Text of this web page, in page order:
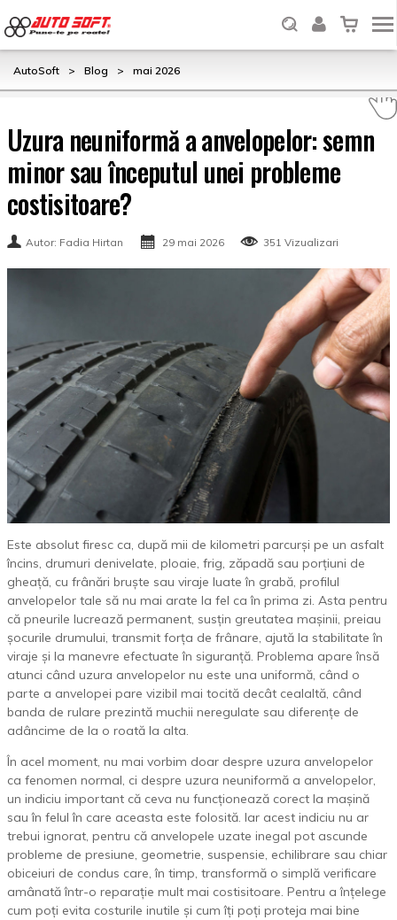
AutoSoft > Blog > mai 2026
Uzura neuniformă a anvelopelor: semn
minor sau începutul unei probleme
costisitoare?
Autor: Fadia Hirtan 29 mai 2026 351 Vizualizari
Este absolut firesc ca, după mii de kilometri parcurși pe un asfalt
încins, drumuri denivelate, ploaie, frig, zăpadă sau porțiuni de
gheață, cu frânări bruște sau viraje luate în grabă, profilul
anvelopelor tale să nu mai arate la fel ca în prima zi. Asta pentru
că pneurile lucrează permanent, susțin greutatea mașinii, preiau
șocurile drumului, transmit forța de frânare, ajută la stabilitate în
viraje și la manevre efectuate în siguranță. Problema apare însă
atunci când uzura anvelopelor nu este una uniformă, când o
parte a anvelopei pare vizibil mai tocită decât cealaltă, când
banda de rulare prezintă muchii neregulate sau diferențe de
adâncime de la o roată la alta.
În acel moment, nu mai vorbim doar despre uzura anvelopelor
ca fenomen normal, ci despre uzura neuniformă a anvelopelor,
un indiciu important că ceva nu funcționează corect la mașină
sau în felul în care aceasta este folosită. Iar acest indiciu nu ar
trebui ignorat, pentru că anvelopele uzate inegal pot ascunde
probleme de presiune, geometrie, suspensie, echilibrare sau chiar
obiceiuri de condus care, în timp, transformă o simplă verificare
amânată într-o reparație mult mai costisitoare. Pentru a înțelege
cum poți evita costurile inutile și cum îți poți proteja mai bine